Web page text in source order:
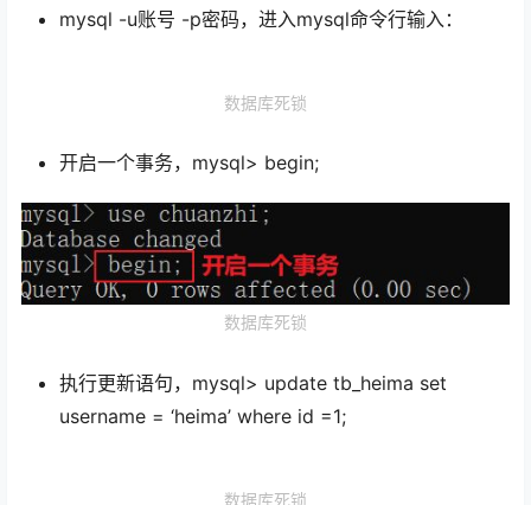
mysql -u账号 -p密码，进入mysql命令行输入：
数据库死锁
开启一个事务，mysql> begin;
数据库死锁
执行更新语句，mysql> update tb_heima set
username = ‘heima’ where id =1;
数据库死锁